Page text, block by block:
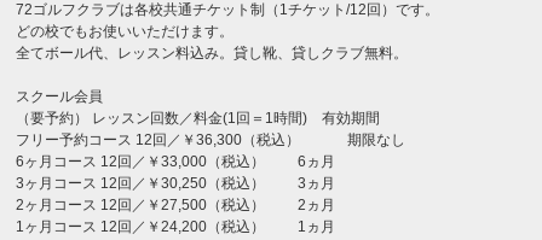
72ゴルフクラブは各校共通チケット制（1チケット/12回）です。
どの校でもお使いいただけます。
全てボール代、レッスン料込み。貸し靴、貸しクラブ無料。
スクール会員
（要予約） レッスン回数／料金(1回＝1時間) 有効期間
フリー予約コース 12回／￥36,300（税込） 期限なし
6ヶ月コース 12回／￥33,000（税込） 6ヵ月
3ヶ月コース 12回／￥30,250（税込） 3ヵ月
2ヶ月コース 12回／￥27,500（税込） 2ヵ月
1ヶ月コース 12回／￥24,200（税込） 1ヵ月